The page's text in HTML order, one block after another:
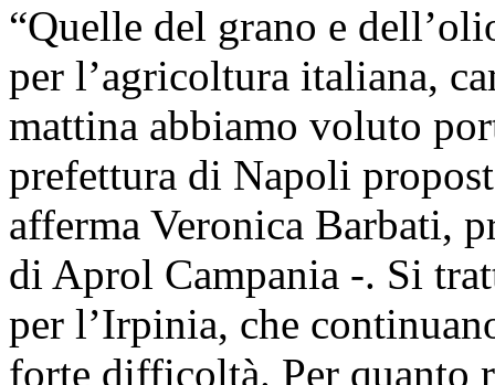
“Quelle del grano e
per l’agricoltura italiana,
mattina abbiamo voluto
prefettura di Napoli
afferma Veronica Barbati,
di Aprol Campania -. Si
per l’Irpinia, che
forte difficoltà. Per quanto